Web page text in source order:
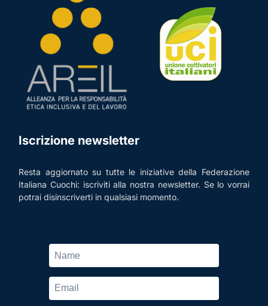
Iscrizione newsletter
Resta aggiornato su tutte le iniziative della Federazione
Italiana Cuochi: iscriviti alla nostra newsletter. Se lo vorrai
potrai disinscriverti in qualsiasi momento.